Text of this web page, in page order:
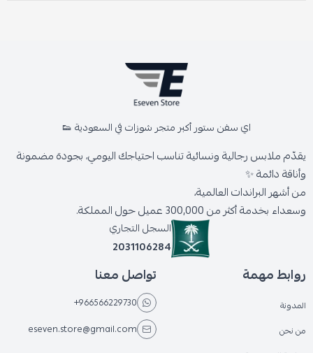
اي سفن ستور أكبر متجر شوزات في السعودية 👟
يقدّم ملابس رجالية ونسائية تناسب احتياجك اليومي، بجودة مضمونة
وأناقة دائمة ✨
من أشهر البراندات العالمية،
وسعداء بخدمة أكثر من 300,000 عميل حول المملكة.
السجل التجاري
2031106284
روابط مهمة
المدونة
من نحن
تواصل معنا
+966566229730
eseven.store@gmail.com